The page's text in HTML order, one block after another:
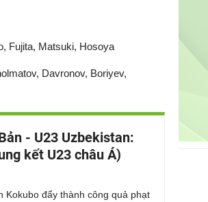
Fujita, Matsuki, Hosoya
Davronov, Boriyev,
- U23 Uzbekistan:
kết U23 châu Á)
Kokubo đẩy thành công quả phạt